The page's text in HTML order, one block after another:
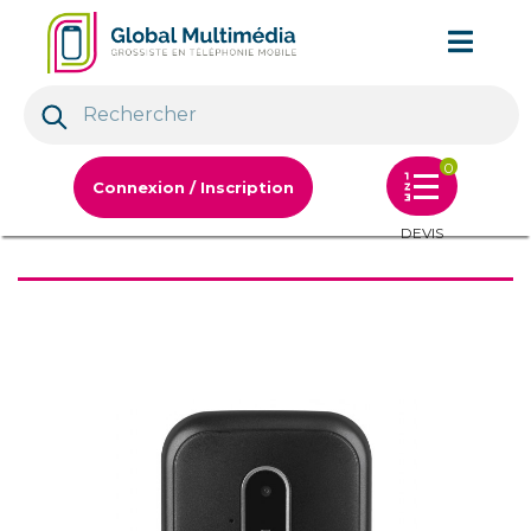
Connexion / Inscription
0
DEVIS